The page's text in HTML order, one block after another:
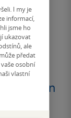
in
I my je
informací,
jsme ho
ukazovat
ale
předat
osobní
vlastní